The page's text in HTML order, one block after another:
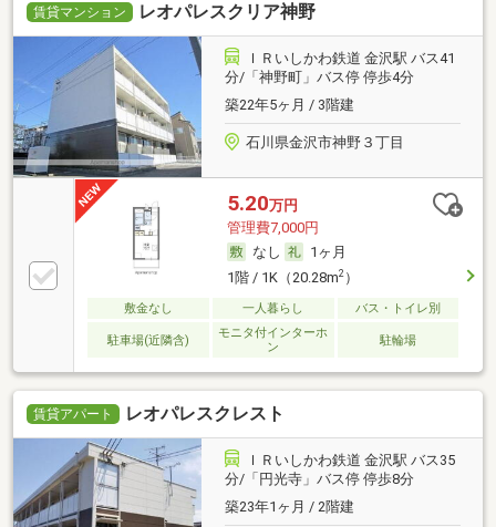
賃貸マンション レオパレスクリア神野
ＩＲいしかわ鉄道 金沢駅 バス41
分/「神野町」バス停 停歩4分
築22年5ヶ月 / 3階建
石川県金沢市神野３丁目
5.20万円
管理費7,000円
なし
1ヶ月
1階 / 1K（20.28m2）
敷金なし 一人暮らし バス・トイレ別
駐車場(近隣含)
モニタ付インターホ
ン
駐輪場
賃貸アパート レオパレスクレスト
ＩＲいしかわ鉄道 金沢駅 バス35
分/「円光寺」バス停 停歩8分
築23年1ヶ月 / 2階建